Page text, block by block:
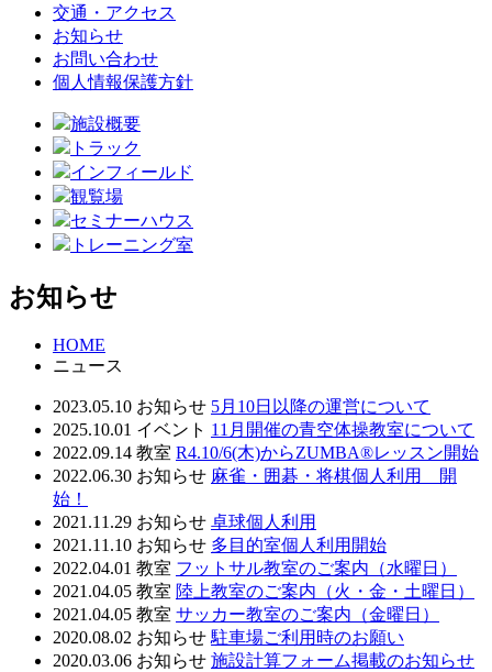
交通・アクセス
お知らせ
お問い合わせ
個人情報保護方針
施設概要
トラック
インフィールド
観覧場
セミナーハウス
トレーニング室
お知らせ
HOME
ニュース
2023.05.10 お知らせ 5月10日以降の運営について
2025.10.01 イベント 11月開催の青空体操教室について
2022.09.14 教室 R4.10/6(木)からZUMBA®レッスン開始
2022.06.30 お知らせ 麻雀・囲碁・将棋個人利用 開
始！
2021.11.29 お知らせ 卓球個人利用
2021.11.10 お知らせ 多目的室個人利用開始
2022.04.01 教室 フットサル教室のご案内（水曜日）
2021.04.05 教室 陸上教室のご案内（火・金・土曜日）
2021.04.05 教室 サッカー教室のご案内（金曜日）
2020.08.02 お知らせ 駐車場ご利用時のお願い
2020.03.06 お知らせ 施設計算フォーム掲載のお知らせ